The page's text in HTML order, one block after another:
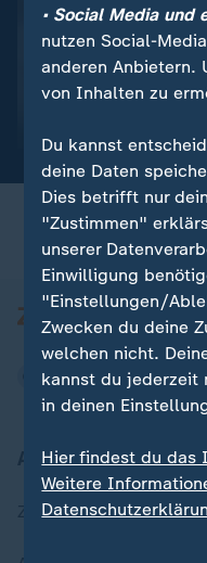
Ungenügender Kinderschutz
Meta: US-Gericht
Millionenstrafe
Aktuell bei ZDFheute
Zuletzt veröffentlicht
• Social Media und
nutzen Social-
anderen Anbietern.
von Inhalten zu
Du kannst
deine Daten
Dies betrifft nur
"Zustimmen"
unserer
Einwilligung
"Einstellungen/
Zwecken du deine
welchen nicht.
kannst du jederzeit
in deinen
Hier findest du das
Weitere